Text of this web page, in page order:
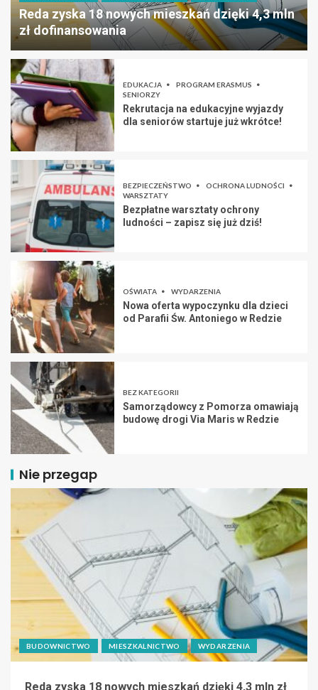
Reda zyska 18 nowych mieszkań dzięki 4,3 mln
zł dofinansowania
EDUKACJA
PROGRAM ERASMUS
SENIORZY
Rekrutacja na edukacyjne wyjazdy
dla seniorów startuje już wkrótce!
BEZPIECZEŃSTWO
OCHRONA LUDNOŚCI
WARSZTATY
Bezpłatne warsztaty ochrony
ludności – zapisz się już dziś!
OŚWIATA WYDARZENIA
Nowa oferta wypoczynku dla dzieci
od Parafii Św. Antoniego w Redzie
BEZ KATEGORII
Samorządowcy z Pomorza omawiają
budowę drogi Via Maris w Redzie
Nie przegap
BUDOWNICTWO MIESZKALNICTWO WYDARZENIA
Reda zyska 18 nowych mieszkań dzięki 4,3 mln zł